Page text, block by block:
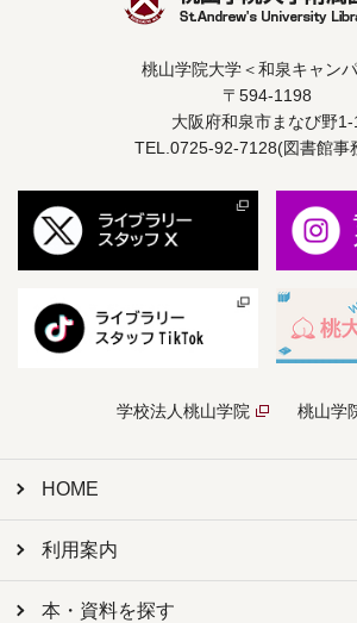
桃山学院大学＜和泉キャン
〒594-1198
大阪府和泉市まなび野1-
TEL.0725-92-7128(図書館事
学校法人桃山学院 桃山学
HOME
利用案内
本・資料を探す